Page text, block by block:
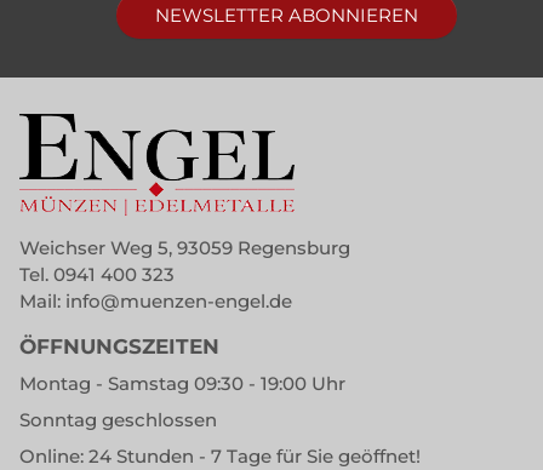
NEWSLETTER ABONNIEREN
Weichser Weg 5, 93059 Regensburg
Tel. 0941 400 323
Mail: info@muenzen-engel.de
ÖFFNUNGSZEITEN
Montag - Samstag 09:30 - 19:00 Uhr
Sonntag geschlossen
Online: 24 Stunden - 7 Tage für Sie geöffnet!